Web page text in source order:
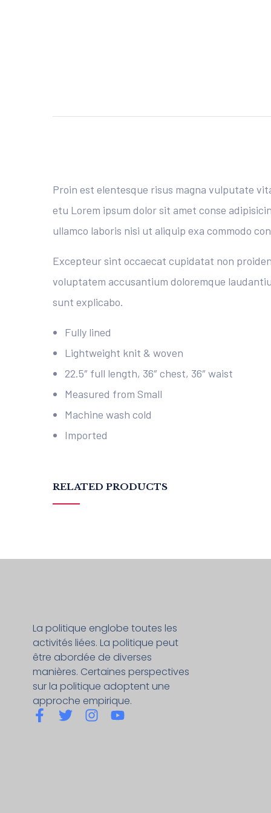
Proin est elentesque risus magna vulputate
etu Lorem ipsum dolor sit amet conse
ullamco laboris nisi ut aliquip exa commodo
Excepteur sint occaecat cupidatat non
voluptatem accusantium doloremque
sunt explicabo.
Fully lined
Lightweight knit & woven
22.5″ full length, 36″ chest, 36″ waist
Measured from Small
Machine wash cold
Imported
RELATED PRODUCTS
La politique englobe toutes les
activités liées. La politique peut
être abordée de diverses
manières. Certaines perspectives
sur la politique adoptent une
approche empirique.